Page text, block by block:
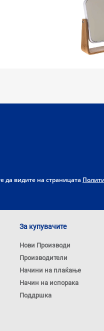
да видите на страницата
За купувачите
Нови Производи
Производители
Начини на плаќање
Начин на испорака
Поддршка